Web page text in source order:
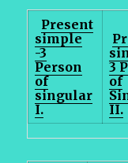
Present
simple
-3
Person
of
singular
I.
3
of
II.